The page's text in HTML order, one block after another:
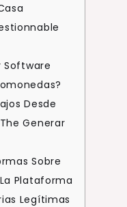
Software
Desde
Generar
Sobre
Plataforma
Legítimas